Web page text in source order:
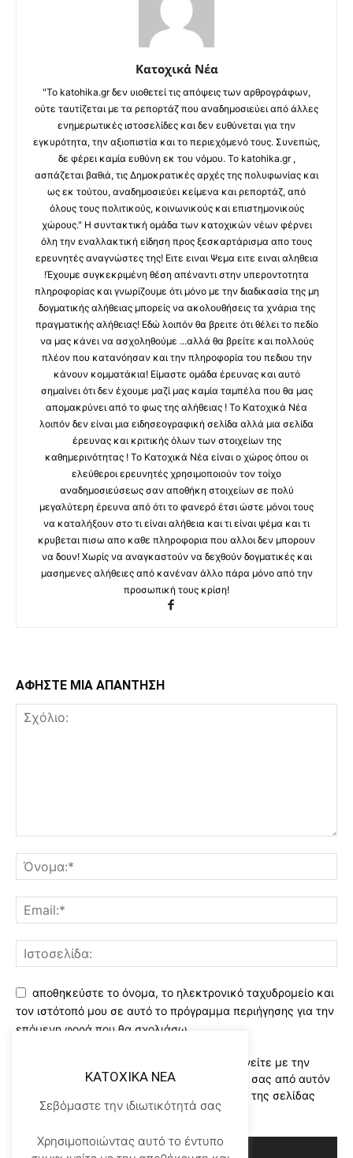
Κατοχικά Νέα
"Το katohika.gr δεν υιοθετεί τις απόψεις των αρθρογράφων,
ούτε ταυτίζεται με τα ρεπορτάζ που αναδημοσιεύει από άλλες
ενημερωτικές ιστοσελίδες και δεν ευθύνεται για την
εγκυρότητα, την αξιοπιστία και το περιεχόμενό τους. Συνεπώς,
δε φέρει καμία ευθύνη εκ του νόμου. Το katohika.gr ,
ασπάζεται βαθιά, τις Δημοκρατικές αρχές της πολυφωνίας και
ως εκ τούτου, αναδημοσιεύει κείμενα και ρεπορτάζ, από
όλους τους πολιτικούς, κοινωνικούς και επιστημονικούς
χώρους." Η συντακτική ομάδα των κατοχικών νέων φέρνει
όλη την εναλλακτική είδηση προς ξεσκαρτάρισμα απο τους
ερευνητές αναγνώστες της! Ειτε ειναι Ψεμα ειτε ειναι αληθεια
!Έχουμε συγκεκριμένη θέση απέναντι στην υπεροντοτητα
πληροφορίας και γνωρίζουμε ότι μόνο με την διαδικασία της μη
δογματικής αλήθειας μπορείς να ακολουθήσεις τα χνάρια της
πραγματικής αλήθειας! Εδώ λοιπόν θα βρειτε ότι θέλει το πεδίο
να μας κάνει να ασχοληθούμε ...αλλά θα βρείτε και πολλούς
πλέον που κατανόησαν και την πληροφορία του πεδιου την
κάνουν κομματάκια! Είμαστε ομάδα έρευνας και αυτό
σημαίνει ότι δεν έχουμε μαζί μας καμία ταμπέλα που θα μας
απομακρύνει από το φως της αλήθειας ! Το Κατοχικά Νέα
λοιπόν δεν είναι μια ειδησεογραφική σελίδα αλλά μια σελίδα
έρευνας και κριτικής όλων των στοιχείων της
καθημερινότητας ! Το Κατοχικά Νέα είναι ο χώρος όπου οι
ελεύθεροι ερευνητές χρησιμοποιούν τον τοίχο
αναδημοσιεύσεως σαν αποθήκη στοιχείων σε πολύ
μεγαλύτερη έρευνα από ότι το φανερό έτσι ώστε μόνοι τους
να καταλήξουν στο τι είναι αλήθεια και τι είναι ψέμα και τι
κρυβεται πισω απο καθε πληροφορια που αλλοι δεν μπορουν
να δουν! Χωρίς να αναγκαστούν να δεχθούν δογματικές και
μασημενες αλήθειες από κανέναν άλλο πάρα μόνο από την
προσωπική τους κρίση!
ΑΦΗΣΤΕ ΜΙΑ ΑΠΑΝΤΗΣΗ
αποθηκεύστε το όνομα, το ηλεκτρονικό ταχυδρομείο και
τον ιστότοπό μου σε αυτό το πρόγραμμα περιήγησης για την
επόμενη φορά που θα σχολιάσω.
Χρησιμοποιώντας αυτό το έντυπο συμφωνείτε με την
αποθήκευση και χειρισμό των δεδομένων σας από αυτόν
τον ιστότοπο..Διαβάστε του ορους χρήσης της σελίδας
μας*
KATOXIKA NEA
Σεβόμαστε την ιδιωτικότητά σας
Χρησιμοποιώντας αυτό το έντυπο